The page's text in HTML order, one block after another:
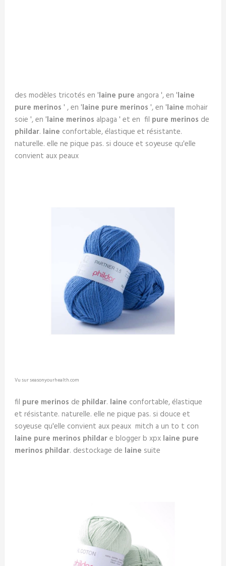
des modèles tricotés en 'laine pure angora ', en 'laine
pure merinos ' , en 'laine pure merinos ', en 'laine mohair
soie ', en 'laine merinos alpaga ' et en fil pure merinos de
phildar. laine confortable, élastique et résistante.
naturelle. elle ne pique pas. si douce et soyeuse qu'elle
convient aux peaux
Vu sur seasonyourhealth.com
fil pure merinos de phildar. laine confortable, élastique
et résistante. naturelle. elle ne pique pas. si douce et
soyeuse qu'elle convient aux peaux mitch a un to t con
laine pure merinos phildare blogger b xpx laine pure
merinos phildar. destockage de laine suite